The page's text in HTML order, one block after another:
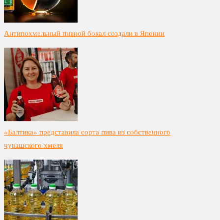
Антипохмельный пивной бокал создали в Японии
«Балтика» представила сорта пива из собственного
чувашского хмеля